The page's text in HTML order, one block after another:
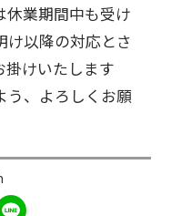
休業期間中も受け
け以降の対応とさ
掛けいたします
う、よろしくお願